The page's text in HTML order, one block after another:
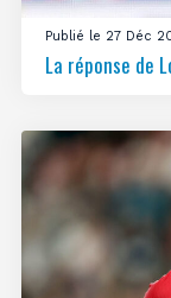
Publié le 27 Déc
La réponse de